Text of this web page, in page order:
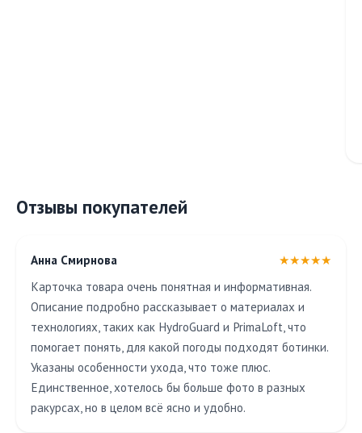
Отзывы покупателей
Анна Смирнова
★★★★★
Карточка товара очень понятная и информативная.
Описание подробно рассказывает о материалах и
технологиях, таких как HydroGuard и PrimaLoft, что
помогает понять, для какой погоды подходят ботинки.
Указаны особенности ухода, что тоже плюс.
Единственное, хотелось бы больше фото в разных
ракурсах, но в целом всё ясно и удобно.